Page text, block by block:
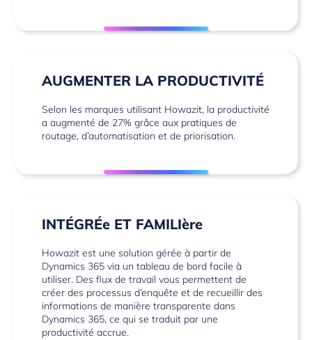
AUGMENTER LA PRODUCTIVITÉ
Selon les marques utilisant Howazit, la productivité
a augmenté de 27% grâce aux pratiques de
routage, d’automatisation et de priorisation.
INTÉGRÉe ET FAMILIère
Howazit est une solution gérée à partir de
Dynamics 365 via un tableau de bord facile à
utiliser. Des flux de travail vous permettent de
créer des processus d’enquête et de recueillir des
informations de manière transparente dans
Dynamics 365, ce qui se traduit par une
productivité accrue.